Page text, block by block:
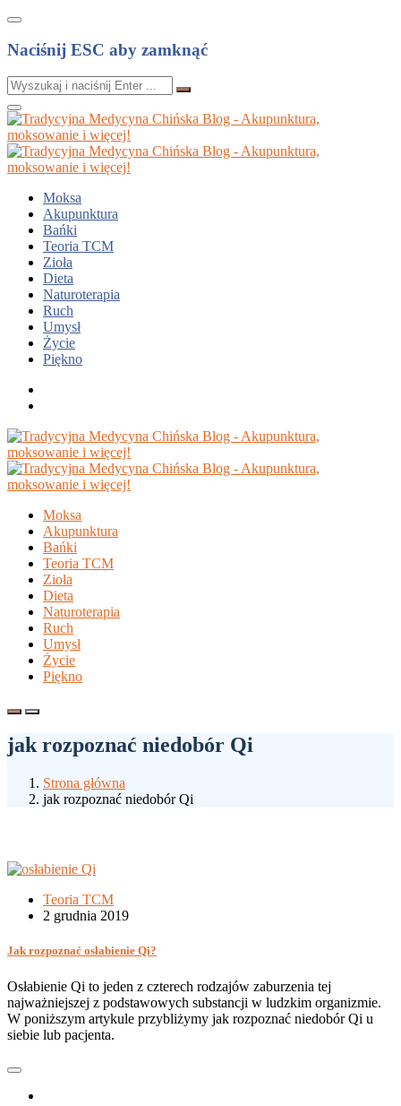
Naciśnij ESC aby zamknąć
Moksa
Akupunktura
Bańki
Teoria TCM
Zioła
Dieta
Naturoterapia
Ruch
Umysł
Życie
Piękno
Moksa
Akupunktura
Bańki
Teoria TCM
Zioła
Dieta
Naturoterapia
Ruch
Umysł
Życie
Piękno
jak rozpoznać niedobór Qi
Strona główna
jak rozpoznać niedobór Qi
Teoria TCM
2 grudnia 2019
Jak rozpoznać osłabienie Qi?
Osłabienie Qi to jeden z czterech rodzajów zaburzenia tej
najważniejszej z podstawowych substancji w ludzkim organizmie.
W poniższym artykule przybliżymy jak rozpoznać niedobór Qi u
siebie lub pacjenta.